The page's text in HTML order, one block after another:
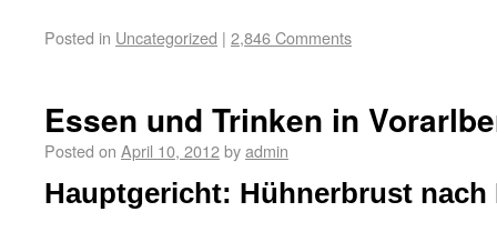
Posted in Uncategorized | 2,846 Comments
Essen und Trinken in
Posted on April 10, 2012byadmin
Hauptgericht: Hühnerbrust